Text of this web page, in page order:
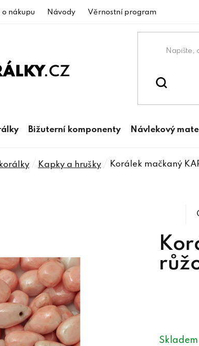
o nákupu Návody Věrnostní program
Bižuterní komponenty Návlekový
Kapky a hrušky Korálek mačkaný
Skladem